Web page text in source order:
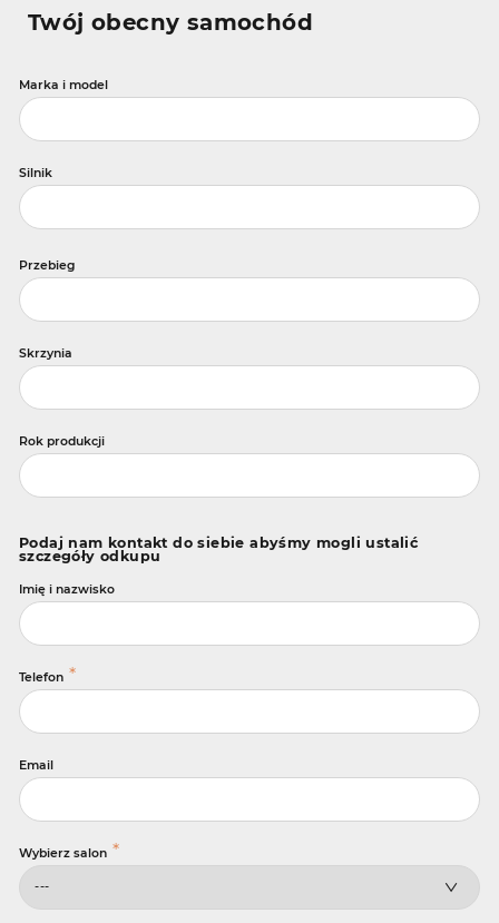
Twój obecny samochód
Marka i model
Silnik
Przebieg
Skrzynia
Rok produkcji
Podaj nam kontakt do siebie abyśmy mogli ustalić
szczegóły odkupu
Imię i nazwisko
Telefon *
Email
Wybierz salon *